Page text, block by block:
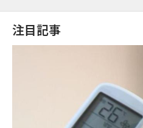
注目記事